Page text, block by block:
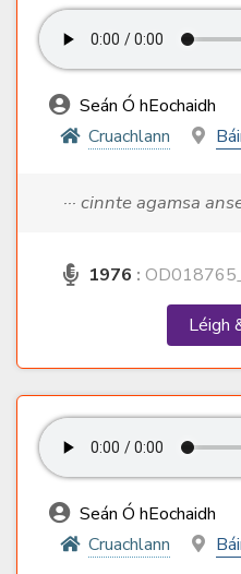
Seán Ó hEochaidh
Cruachlann
··· cinnte agamsa
1976 :
Léigh
Seán Ó hEochaidh
Cruachlann